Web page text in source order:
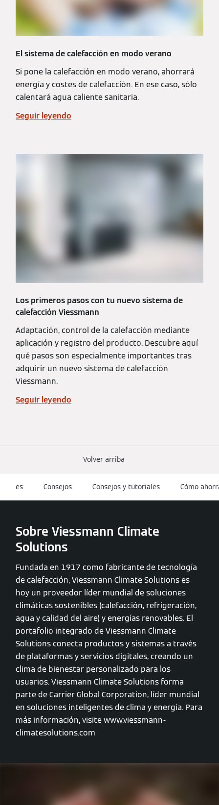
El sistema de calefacción en modo verano
Si pone la calefacción en modo verano, ahorrará
energía y costes de calefacción. En ese caso, sólo
calentará agua caliente sanitaria.
Seguir leyendo
Los primeros pasos con tu nuevo sistema de
calefacción Viessmann
Adaptación, control de la calefacción mediante
aplicación y registro del producto. Descubre aquí
qué pasos son especialmente importantes tras
adquirir un nuevo sistema de calefacción
Viessmann.
Seguir leyendo
Volver arriba
es Consejos Consejos y tutoriales Cómo
Sobre Viessmann Climate
Solutions
Fundada en 1917 como fabricante de tecnología
de calefacción, Viessmann Climate Solutions es
hoy un proveedor líder mundial de soluciones
climáticas sostenibles (calefacción, refrigeración,
agua y calidad del aire) y energías renovables. El
portafolio integrado de Viessmann Climate
Solutions conecta productos y sistemas a través
de plataformas y servicios digitales, creando un
clima de bienestar personalizado para los
usuarios. Viessmann Climate Solutions forma
parte de Carrier Global Corporation, líder mundial
en soluciones inteligentes de clima y energía. Para
más información, visite www.viessmann-
climatesolutions.com